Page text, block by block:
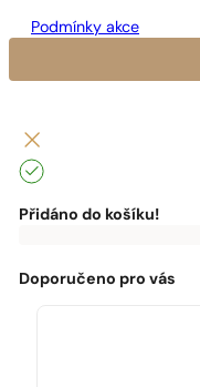
Podmínky akce
Přidáno do košíku!
zdarma
chybí:
Doporučeno pro vás